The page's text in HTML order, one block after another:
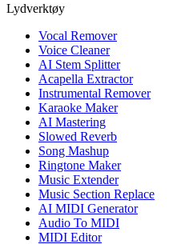
Lydverktøy
Vocal Remover
Voice Cleaner
AI Stem Splitter
Acapella Extractor
Instrumental Remover
Karaoke Maker
AI Mastering
Slowed Reverb
Song Mashup
Ringtone Maker
Music Extender
Music Section Replace
AI MIDI Generator
Audio To MIDI
MIDI Editor